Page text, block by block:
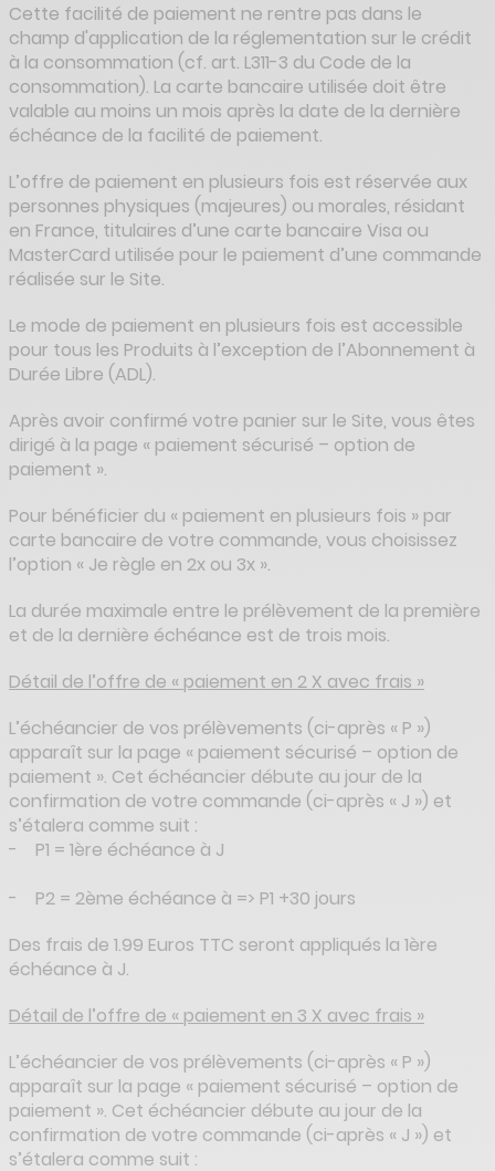
Cette facilité de paiement ne rentre pas dans le
champ d'application de la réglementation sur le crédit
à la consommation (cf. art. L311-3 du Code de la
consommation). La carte bancaire utilisée doit être
valable au moins un mois après la date de la dernière
échéance de la facilité de paiement.
L’offre de paiement en plusieurs fois est réservée aux
personnes physiques (majeures) ou morales, résidant
en France, titulaires d’une carte bancaire Visa ou
MasterCard utilisée pour le paiement d’une commande
réalisée sur le Site.
Le mode de paiement en plusieurs fois est accessible
pour tous les Produits à l’exception de l’Abonnement à
Durée Libre (ADL).
Après avoir confirmé votre panier sur le Site, vous êtes
dirigé à la page « paiement sécurisé – option de
paiement ».
Pour bénéficier du « paiement en plusieurs fois » par
carte bancaire de votre commande, vous choisissez
l’option « Je règle en 2x ou 3x ».
La durée maximale entre le prélèvement de la première
et de la dernière échéance est de trois mois.
Détail de l’offre de « paiement en 2 X avec frais »
L’échéancier de vos prélèvements (ci-après « P »)
apparaît sur la page « paiement sécurisé – option de
paiement ». Cet échéancier débute au jour de la
confirmation de votre commande (ci-après « J ») et
s’étalera comme suit :
- P1 = 1ère échéance à J
- P2 = 2ème échéance à => P1 +30 jours
Des frais de 1.99 Euros TTC seront appliqués la 1ère
échéance à J.
Détail de l’offre de « paiement en 3 X avec frais »
L’échéancier de vos prélèvements (ci-après « P »)
apparaît sur la page « paiement sécurisé – option de
paiement ». Cet échéancier débute au jour de la
confirmation de votre commande (ci-après « J ») et
s’étalera comme suit :